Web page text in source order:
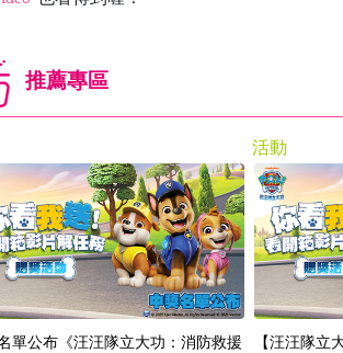
推薦專區
單公布《汪汪隊立大功：消防救援
活動
【汪汪隊立